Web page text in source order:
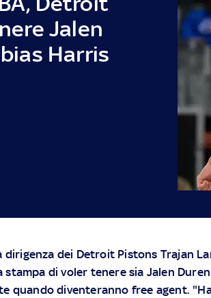
Jalen
Harris
dirigenza dei Detroit Pistons Trajan
stampa di voler tenere sia Jalen
quando diventeranno free agent.